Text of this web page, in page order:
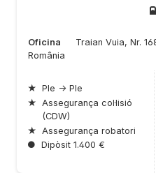
Oficina
Traian Vuia, Nr.
România
★ Ple → Ple
★ Assegurança col·lisió
(CDW)
★ Assegurança robatori
● Dipòsit 1.400 €